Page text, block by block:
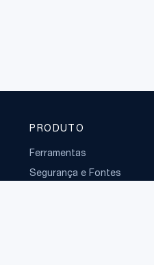
PRODUTO
Ferramentas
Segurança e Fontes